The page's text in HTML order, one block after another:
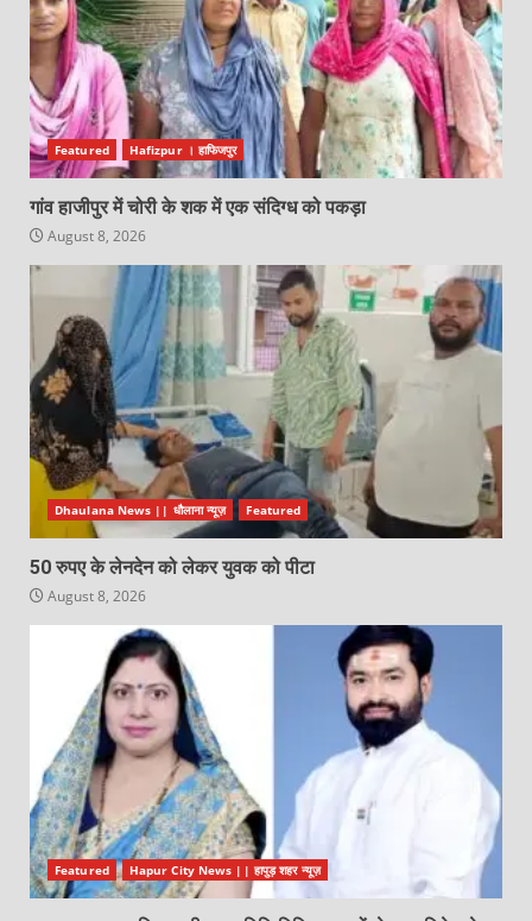
Featured Hafizpur । हाफिजपुर
गांव हाजीपुर में चोरी के शक में एक संदिग्ध को पकड़ा
August 8, 2026
Dhaulana News || धौलाना न्यूज़ Featured
50 रुपए के लेनदेन को लेकर युवक को पीटा
August 8, 2026
Featured Hapur City News || हापुड़ शहर न्यूज़